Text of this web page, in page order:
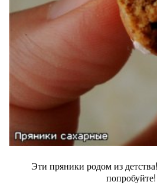
Эти пряники родом из
попробуйте!